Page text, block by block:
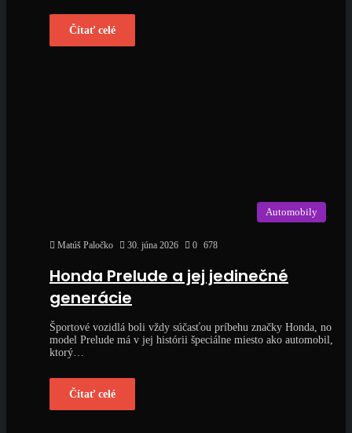
Čítať celé
Automobily
Matúš Paločko 30. júna 2026 0 678
Honda Prelude a jej jedinečné
generácie
Športové vozidlá boli vždy súčasťou príbehu značky Honda, no
model Prelude má v jej histórii špeciálne miesto ako automobil,
ktorý…
Čítať celé